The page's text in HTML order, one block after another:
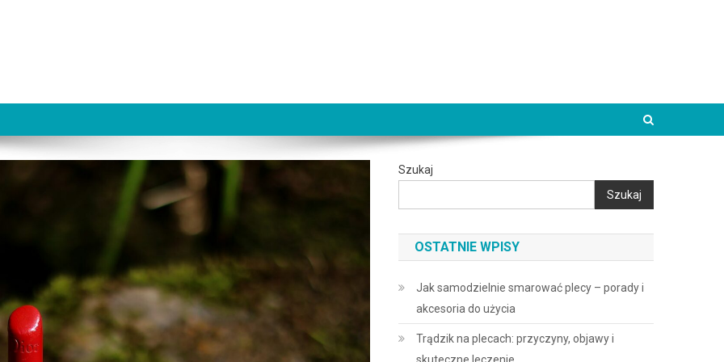
Szukaj
Szukaj
OSTATNIE WPISY
Jak samodzielnie smarować plecy – porady i
akcesoria do użycia
Trądzik na plecach: przyczyny, objawy i